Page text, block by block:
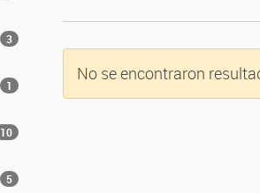
3
1
10
5
No se encontraron